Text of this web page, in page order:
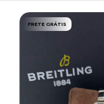
FRETE GRÁTIS